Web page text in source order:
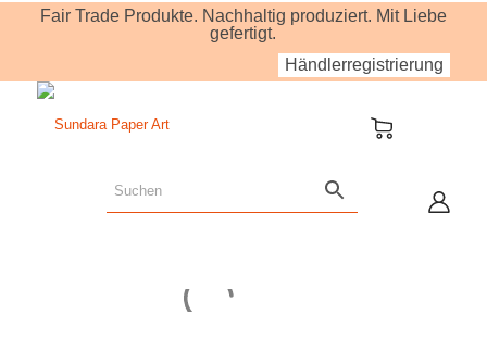
Fair Trade Produkte. Nachhaltig produziert. Mit Liebe
gefertigt.
Händlerregistrierung